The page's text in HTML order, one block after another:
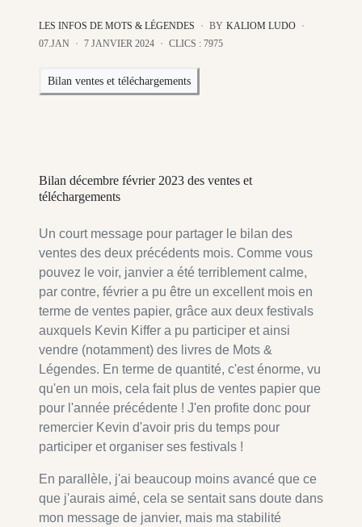
LES INFOS DE MOTS & LÉGENDES BY KALIOM LUDO
07.JAN
7 JANVIER 2024 CLICS : 7975
Bilan ventes et téléchargements
Bilan décembre février 2023 des ventes et
téléchargements
Un court message pour partager le bilan des
ventes des deux précédents mois. Comme vous
pouvez le voir, janvier a été terriblement calme,
par contre, février a pu être un excellent mois en
terme de ventes papier, grâce aux deux festivals
auxquels Kevin Kiffer a pu participer et ainsi
vendre (notamment) des livres de Mots &
Légendes. En terme de quantité, c'est énorme, vu
qu'en un mois, cela fait plus de ventes papier que
pour l'année précédente ! J'en profite donc pour
remercier Kevin d'avoir pris du temps pour
participer et organiser ses festivals !
En parallèle, j'ai beaucoup moins avancé que ce
que j'aurais aimé, cela se sentait sans doute dans
mon message de janvier, mais ma stabilité